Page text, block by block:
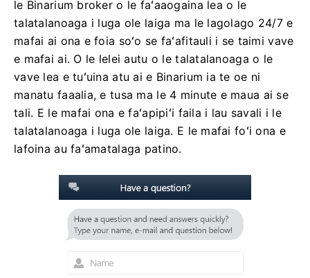
le Binarium broker o le faʻaaogaina lea o le
talatalanoaga i luga ole laiga ma le lagolago 24/7 e
mafai ai ona e foia soʻo se faʻafitauli i se taimi vave
e mafai ai. O le lelei autu o le talatalanoaga o le
vave lea e tuʻuina atu ai e Binarium ia te oe ni
manatu faaalia, e tusa ma le 4 minute e maua ai se
tali. E le mafai ona e faʻapipiʻi faila i lau savali i le
talatalanoaga i luga ole laiga. E le mafai foʻi ona e
lafoina au faʻamatalaga patino.